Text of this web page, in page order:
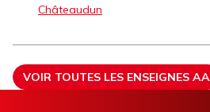
Châteaudun
VOIR TOUTES LES ENSEIGNES AA